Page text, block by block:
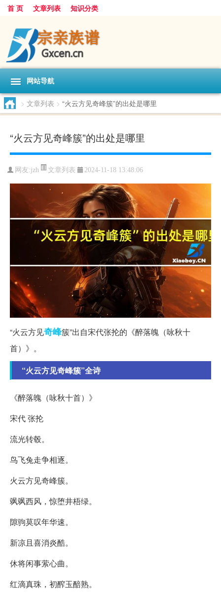
首 页 文章列表 知识分类
网站导航
> 文章列表 > “火云方见奇峰簇”的出处是哪里
“火云方见奇峰簇”的出处是哪里
网友:jzh 文章列表 2024-11-18 13:48:06
“火云方见奇峰簇”出自宋代张抡的《醉落魄（咏秋十
首）》。
“火云方见奇峰簇”全诗
《醉落魄（咏秋十首）》
宋代 张抡
流光转毂。
鸟飞兔走争相逐。
火云方见奇峰簇。
飒飒西风，惊堕井梧绿。
隙驹莫叹年华速。
新凉且喜消炎酷。
休将闲事萦心曲。
红滴真珠，初醡玉醅熟。